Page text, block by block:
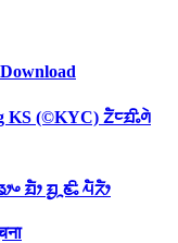
KS (©KYC) ᤁᤠᤰᤀᤡᤱᤛᤧ
ᤀᤠᤣ ᤀᤢᤳᤇᤡᤱ ᤘᤠᤖᤠᤣ